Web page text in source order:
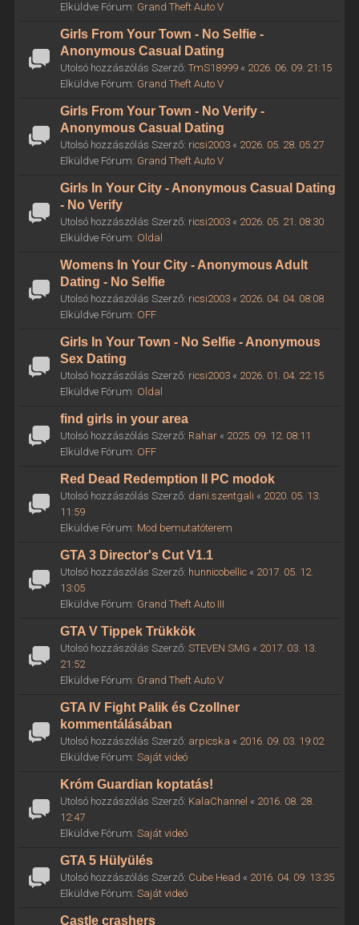
Elküldve Fórum: Grand Theft Auto V
Girls From Your Town - No Selfie -
Anonymous Casual Dating
Utolsó hozzászólás Szerző: TmS18999« 2026. 06. 09. 21:15
Elküldve Fórum: Grand Theft Auto V
Girls From Your Town - No Verify -
Anonymous Casual Dating
Utolsó hozzászólás Szerző: ricsi2003« 2026. 05. 28. 05:27
Elküldve Fórum: Grand Theft Auto V
Girls In Your City - Anonymous Casual Dating
- No Verify
Utolsó hozzászólás Szerző: ricsi2003« 2026. 05. 21. 08:30
Elküldve Fórum: Oldal
Womens In Your City - Anonymous Adult
Dating - No Selfie
Utolsó hozzászólás Szerző: ricsi2003« 2026. 04. 04. 08:08
Elküldve Fórum: OFF
Girls In Your Town - No Selfie - Anonymous
Sex Dating
Utolsó hozzászólás Szerző: ricsi2003« 2026. 01. 04. 22:15
Elküldve Fórum: Oldal
find girls in your area
Utolsó hozzászólás Szerző: Rahar« 2025. 09. 12. 08:11
Elküldve Fórum: OFF
Red Dead Redemption II PC modok
Utolsó hozzászólás Szerző: dani.szentgali « 2020. 05. 13.
11:59
Elküldve Fórum: Mod bemutatóterem
GTA 3 Director's Cut V1.1
Utolsó hozzászólás Szerző: hunnicobellic« 2017. 05. 12.
13:05
Elküldve Fórum: Grand Theft Auto III
GTA V Tippek Trükkök
Utolsó hozzászólás Szerző: STEVEN SMG « 2017. 03. 13.
21:52
Elküldve Fórum: Grand Theft Auto V
GTA IV Fight Palik és Czollner
kommentálásában
Utolsó hozzászólás Szerző: arpicska « 2016. 09. 03. 19:02
Elküldve Fórum: Saját videó
Króm Guardian koptatás!
Utolsó hozzászólás Szerző: KalaChannel « 2016. 08. 28.
12:47
Elküldve Fórum: Saját videó
GTA 5 Hülyülés
Utolsó hozzászólás Szerző: Cube Head « 2016. 04. 09. 13:35
Elküldve Fórum: Saját videó
Castle crashers